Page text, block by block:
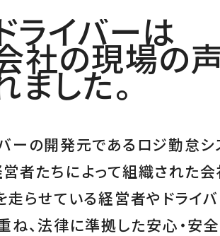
ライバーは
社の現場の
ました。
ーの開発元であるロジ勤怠シ
者たちによって組織された
走らせている経営者やドライ
ね、法律に準拠した安心・安